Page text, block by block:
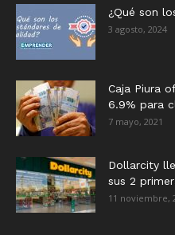
¿Qué son
3 agosto, 2024
Caja Piura
6.9% para
7 mayo, 2021
Dollarcity
sus 2
11 noviembre,